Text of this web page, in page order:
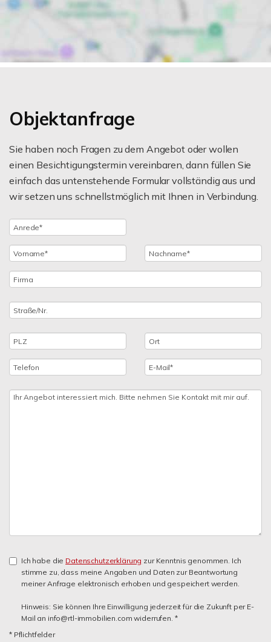
Objektanfrage
Sie haben noch Fragen zu dem Angebot oder wollen
einen Besichtigungstermin vereinbaren, dann füllen Sie
einfach das untenstehende Formular vollständig aus und
wir setzen uns schnellstmöglich mit Ihnen in Verbindung.
Ich habe die Datenschutzerklärung zur Kenntnis genommen. Ich
stimme zu, dass meine Angaben und Daten zur Beantwortung
meiner Anfrage elektronisch erhoben und gespeichert werden.
Hinweis: Sie können Ihre Einwilligung jederzeit für die Zukunft per E-
Mail an info@rtl-immobilien.com widerrufen. *
* Pflichtfelder